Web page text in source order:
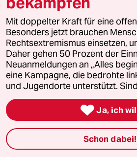
4 Sind Klimaanlagen
5 Krise der Demokratie
AfD-Wählen als
6 Streit um Rente mit 63
Passgenauer
Mit doppelter Kraft für eine
Besonders jetzt brauchen
Rechtsextremismus einsetzen,
Daher gehen 50 Prozent der
Neuanmeldungen an „Alles
eine Kampagne, die bedrohte
und Jugendorte unterstützt.
 Ja, ich
Schon dabei!